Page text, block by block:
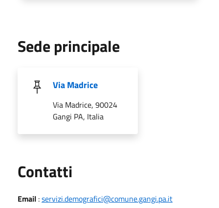
Sede principale
Via Madrice
Via Madrice, 90024
Gangi PA, Italia
Contatti
Email :servizi.demografici@comune.gangi.pa.it